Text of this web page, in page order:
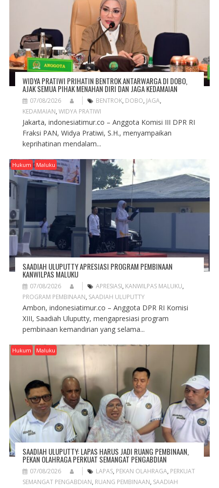
WIDYA PRATIWI PRIHATIN BENTROK ANTARWARGA DI DOBO,
AJAK SEMUA PIHAK MENAHAN DIRI DAN JAGA KEDAMAIAN
07/08/2026 BENTROK, DOBO, JAGA,
KEDAMAIAN, WIDYA PRATIWI
Jakarta, indonesiatimur.co – Anggota Komisi III DPR RI
Fraksi PAN, Widya Pratiwi, S.H., menyampaikan
keprihatinan mendalam...
Hukum Maluku
SAADIAH ULUPUTTY APRESIASI PROGRAM PEMBINAAN
KANWILPAS MALUKU
07/08/2026 APRESIASI, KANWILPAS MALUKU,
PROGRAM PEMBINAAN, SAADIAH ULUPUTTY
Ambon, indonesiatimur.co – Anggota DPR RI Komisi
XIII, Saadiah Uluputty, mengapresiasi program
pembinaan kemandirian yang selama...
Hukum Maluku
SAADIAH ULUPUTTY: LAPAS HARUS JADI RUANG PEMBINAAN,
PEKAN OLAHRAGA PERKUAT SEMANGAT PENGABDIAN
07/08/2026 LAPAS, PEKAN OLAHRAGA, PERKUAT
SEMANGAT PENGABDIAN, RUANG PEMBINAAN, SAADIAH